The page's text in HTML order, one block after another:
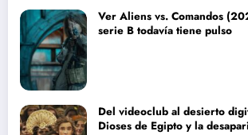
Ver Aliens vs. Comandos
serie B todavía tiene pulso
Del videoclub al desierto
Dioses de Egipto y la